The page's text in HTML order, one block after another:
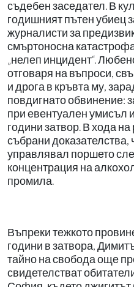
съдебен заседател. В
годишниятпътен убиец
журналистиза
смъртоносна
„нелеп инцидент“.
отговаря на въпроси,
и дрога в кръвта му,
повдигнато обвинение:
при евентуален умисъл
години затвор. В хода на
събрани доказателства,
управлявал поршето
концентрация на
промила.
Въпреки тежкото
години в затвора,
тайнона свободаоще
свидетелстват